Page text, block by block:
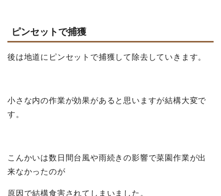
ピンセットで捕獲
後は地道にピンセットで捕獲して除去していきます。
小さな内の作業が効果があると思いますが結構大変で
す。
こんかいは数日間台風や雨続きの影響で菜園作業が出
来なかったのが
原因で結構食害されてしまいました。